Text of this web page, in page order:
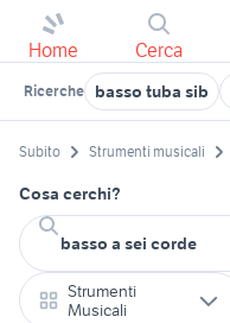
Home Cerca
Ricerche basso tuba sib
Subito Strumenti musicali
Cosa cerchi?
Strumenti
Musicali